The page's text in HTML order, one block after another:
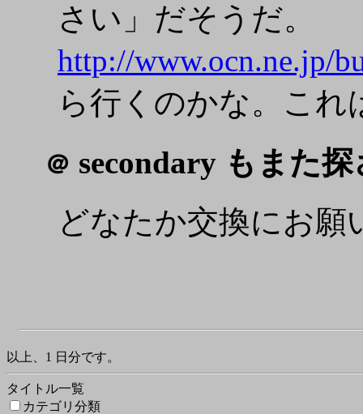
さい」だそうだ。
http://www.ocn.ne.jp/
ら行くのかな。これ
＠ secondary もまた
どなたか交換にお願
以上、1 日分です。
タイトル一覧
カテゴリ分類